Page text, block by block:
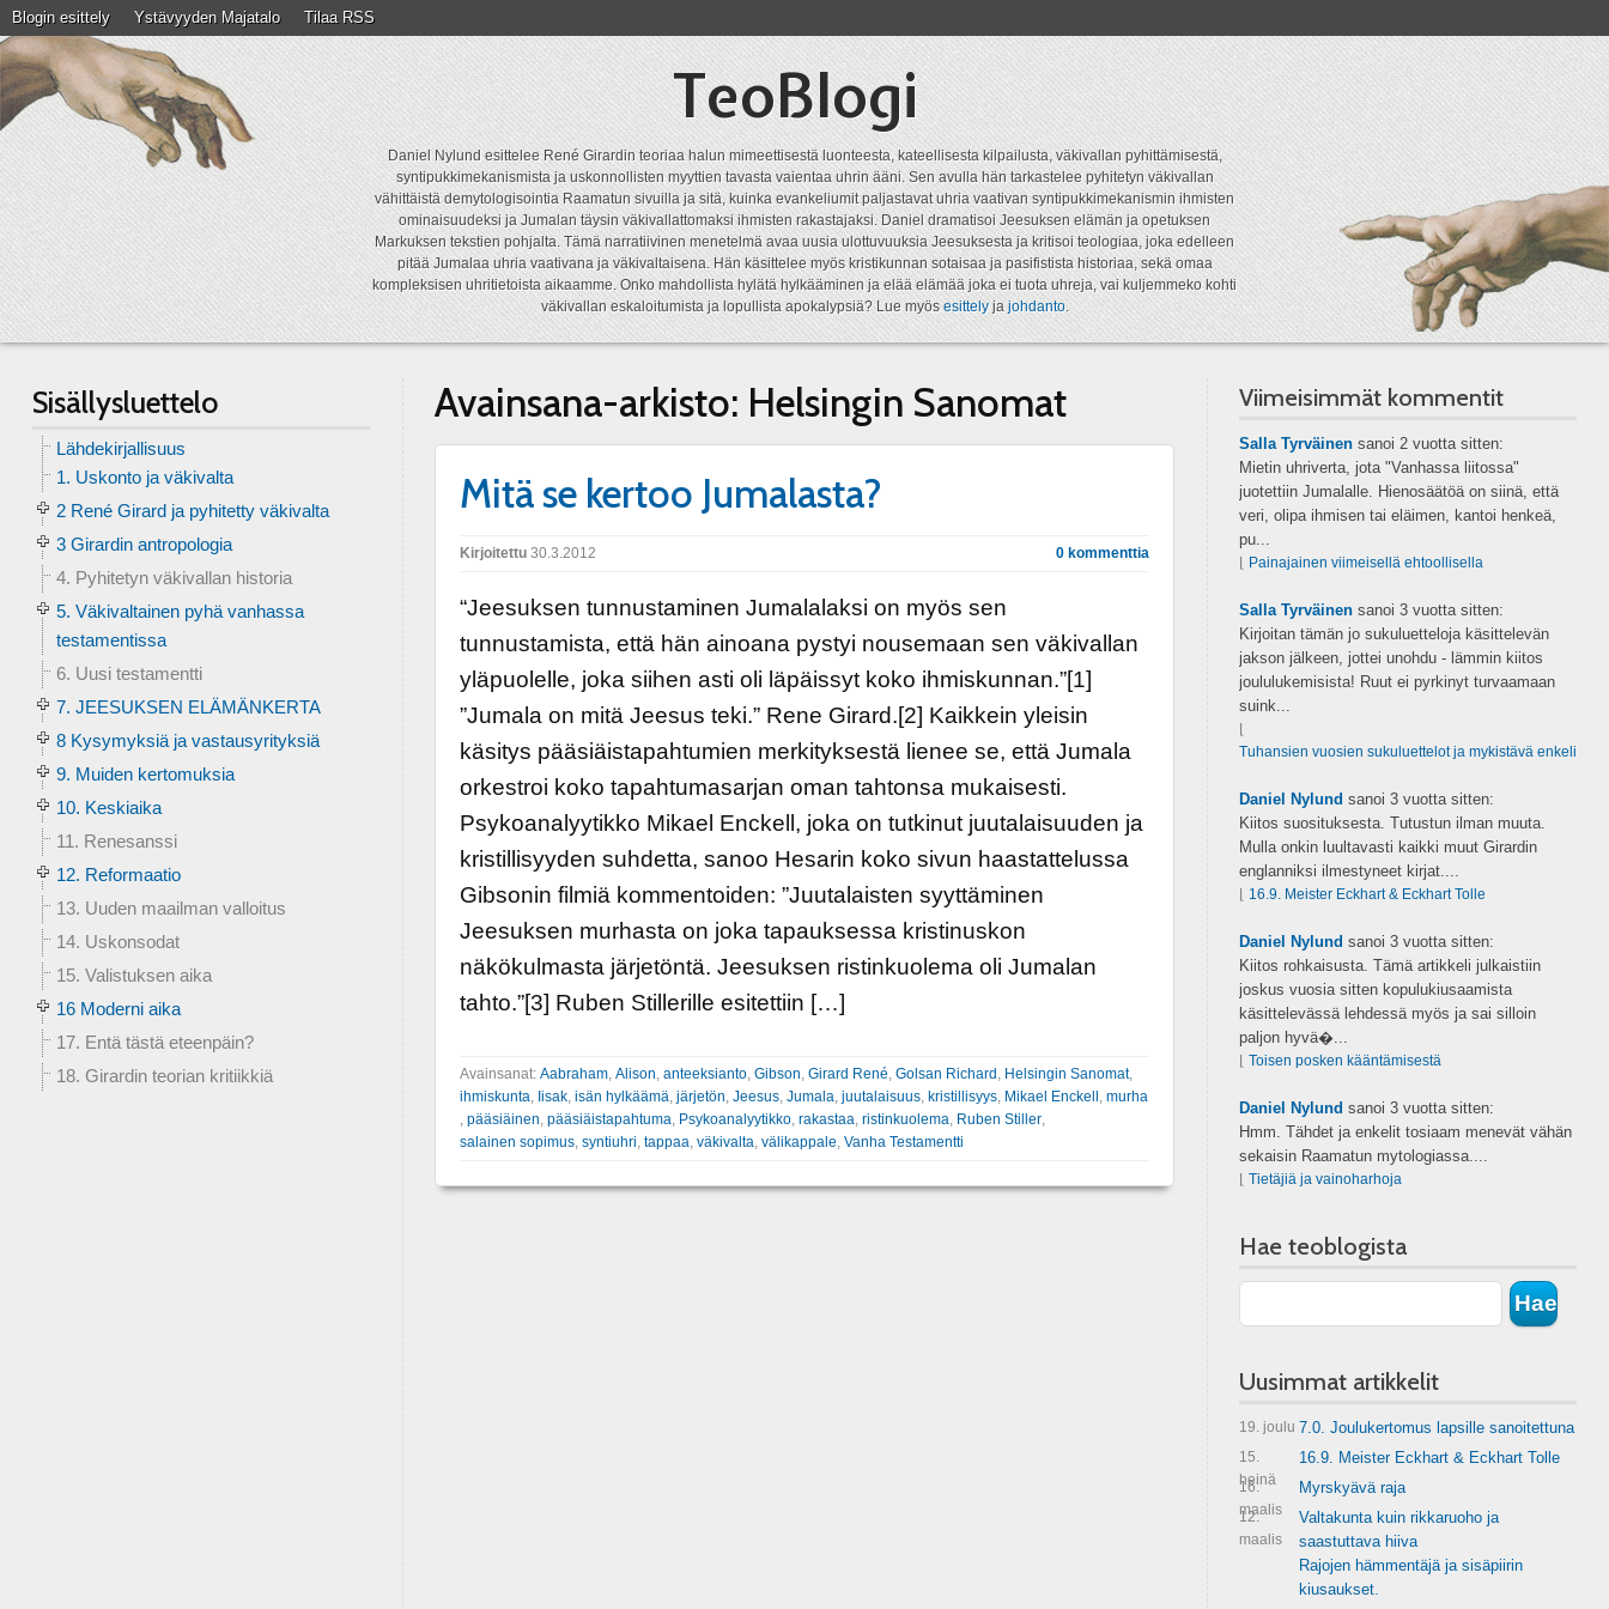
Blogin esittely Ystävyyden Majatalo Tilaa RSS
TeoBlogi
Daniel Nylund esittelee René Girardin teoriaa halun mimeettisestä luonteesta, kateellisesta kilpailusta, väkivallan pyhittämisestä,
syntipukkimekanismista ja uskonnollisten myyttien tavasta vaientaa uhrin ääni. Sen avulla hän tarkastelee pyhitetyn väkivallan
vähittäistä demytologisointia Raamatun sivuilla ja sitä, kuinka evankeliumit paljastavat uhria vaativan syntipukkimekanismin ihmisten
ominaisuudeksi ja Jumalan täysin väkivallattomaksi ihmisten rakastajaksi. Daniel dramatisoi Jeesuksen elämän ja opetuksen
Markuksen tekstien pohjalta. Tämä narratiivinen menetelmä avaa uusia ulottuvuuksia Jeesuksesta ja kritisoi teologiaa, joka edelleen
pitää Jumalaa uhria vaativana ja väkivaltaisena. Hän käsittelee myös kristikunnan sotaisaa ja pasifistista historiaa, sekä omaa
kompleksisen uhritietoista aikaamme. Onko mahdollista hylätä hylkääminen ja elää elämää joka ei tuota uhreja, vai kuljemmeko kohti
väkivallan eskaloitumista ja lopullista apokalypsiä? Lue myösesittelyjajohdanto.
Avainsana-arkisto: Helsingin Sanomat
Mitä se kertoo Jumalasta?
Kirjoitettu30.3.2012 0 kommenttia
“Jeesuksen tunnustaminen Jumalalaksi on myös sen
tunnustamista, että hän ainoana pystyi nousemaan sen väkivallan
yläpuolelle, joka siihen asti oli läpäissyt koko ihmiskunnan.”[1]
”Jumala on mitä Jeesus teki.” Rene Girard.[2] Kaikkein yleisin
käsitys pääsiäistapahtumien merkityksestä lienee se, että Jumala
orkestroi koko tapahtumasarjan oman tahtonsa mukaisesti.
Psykoanalyytikko Mikael Enckell, joka on tutkinut juutalaisuuden ja
kristillisyyden suhdetta, sanoo Hesarin koko sivun haastattelussa
Gibsonin filmiä kommentoiden: ”Juutalaisten syyttäminen
Jeesuksen murhasta on joka tapauksessa kristinuskon
näkökulmasta järjetöntä. Jeesuksen ristinkuolema oli Jumalan
tahto.”[3] Ruben Stillerille esitettiin […]
Avainsanat: Aabraham, Alison anteeksianto, Gibson Girard René Golsan Richard Helsingin Sanomat,
ihmiskunta Iisak, isän hylkäämä järjetön Jeesus, Jumala juutalaisuus, kristillisyys, Mikael Enckell murha
pääsiäinen pääsiäistapahtuma Psykoanalyytikko, rakastaa ristinkuolema Ruben Stiller,
salainen sopimus, syntiuhri tappaa väkivalta välikappale Vanha Testamentti
Sisällysluettelo
Lähdekirjallisuus
1. Uskonto ja väkivalta
2 René Girard ja pyhitetty väkivalta
3 Girardin antropologia
4. Pyhitetyn väkivallan historia
5. Väkivaltainen pyhä vanhassa
testamentissa
6. Uusi testamentti
7. JEESUKSEN ELÄMÄNKERTA
8 Kysymyksiä ja vastausyrityksiä
9. Muiden kertomuksia
10. Keskiaika
11. Renesanssi
12. Reformaatio
13. Uuden maailman valloitus
14. Uskonsodat
15. Valistuksen aika
16 Moderni aika
17. Entä tästä eteenpäin?
18. Girardin teorian kritiikkiä
Viimeisimmät kommentit
Salla Tyrväinensanoi 2 vuotta sitten:
Mietin uhriverta, jota "Vanhassa liitossa"
juotettiin Jumalalle. Hienosäätöä on siinä, että
veri, olipa ihmisen tai eläimen, kantoi henkeä,
pu...
Painajainen viimeisellä ehtoollisella
Salla Tyrväinensanoi 3 vuotta sitten:
Kirjoitan tämän jo sukuluetteloja käsittelevän
jakson jälkeen, jottei unohdu - lämmin kiitos
joululukemisista! Ruut ei pyrkinyt turvaamaan
suink...
Tuhansien vuosien sukuluettelot ja mykistävä enkeli
Daniel Nylund sanoi 3 vuotta sitten:
Kiitos suosituksesta. Tutustun ilman muuta.
Mulla onkin luultavasti kaikki muut Girardin
englanniksi ilmestyneet kirjat....
16.9. Meister Eckhart & Eckhart Tolle
Daniel Nylund sanoi 3 vuotta sitten:
Kiitos rohkaisusta. Tämä artikkeli julkaistiin
joskus vuosia sitten kopulukiusaamista
käsittelevässä lehdessä myös ja sai silloin
paljon hyvä�...
Toisen posken kääntämisestä
Daniel Nylund sanoi 3 vuotta sitten:
Hmm. Tähdet ja enkelit tosiaam menevät vähän
sekaisin Raamatun mytologiassa....
Tietäjiä ja vainoharhoja
Hae teoblogista
Uusimmat artikkelit
19. joulu 7.0. Joulukertomus lapsille sanoitettuna
15.
heinä
16.9. Meister Eckhart & Eckhart Tolle
16.
maalis
Myrskyävä raja
12.
maalis
Valtakunta kuin rikkaruoho ja
saastuttava hiiva
Rajojen hämmentäjä ja sisäpiirin
kiusaukset.